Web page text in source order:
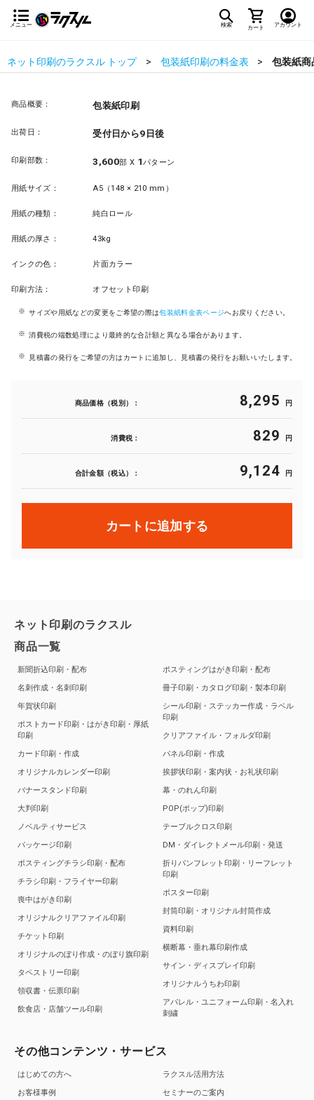
メニュー 検索 カート アカウント
ネット印刷のラクスル トップ 包装紙印刷の料金表 包装紙商
商品概要： 包装紙印刷
出荷日： 受付日から9日後
印刷部数： 3,600部 X 1パターン
用紙サイズ： A5（148 × 210 mm）
用紙の種類： 純白ロール
用紙の厚さ： 43kg
インクの色： 片面カラー
印刷方法： オフセット印刷
サイズや用紙などの変更をご希望の際は包装紙料金表ページへお戻りください。
消費税の端数処理により最終的な合計額と異なる場合があります。
見積書の発行をご希望の方はカートに追加し、見積書の発行をお願いいたします。
商品価格（税別）： 8,295 円
消費税： 829 円
合計金額（税込）： 9,124 円
カートに追加する
ネット印刷のラクスル
商品一覧
新聞折込印刷・配布
名刺作成・名刺印刷
年賀状印刷
ポストカード印刷・はがき印刷・厚紙
印刷
カード印刷・作成
オリジナルカレンダー印刷
バナースタンド印刷
大判印刷
ノベルティサービス
パッケージ印刷
ポスティングチラシ印刷・配布
チラシ印刷・フライヤー印刷
喪中はがき印刷
オリジナルクリアファイル印刷
チケット印刷
オリジナルのぼり作成・のぼり旗印刷
タペストリー印刷
領収書・伝票印刷
飲食店・店舗ツール印刷
ポスティングはがき印刷・配布
冊子印刷・カタログ印刷・製本印刷
シール印刷・ステッカー作成・ラベル
印刷
クリアファイル・フォルダ印刷
パネル印刷・作成
挨拶状印刷・案内状・お礼状印刷
幕・のれん印刷
POP(ポップ)印刷
テーブルクロス印刷
DM・ダイレクトメール印刷・発送
折りパンフレット印刷・リーフレット
印刷
ポスター印刷
封筒印刷・オリジナル封筒作成
資料印刷
横断幕・垂れ幕印刷作成
サイン・ディスプレイ印刷
オリジナルうちわ印刷
アパレル・ユニフォーム印刷・名入れ
刺繍
その他コンテンツ・サービス
はじめての方へ
お客様事例
ラクスル活用方法
セミナーのご案内